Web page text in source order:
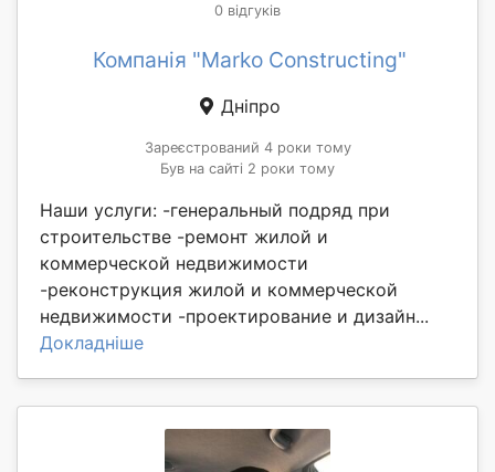
0 відгуків
Компанія "Marko Constructing"
Дніпро
Зареєстрований 4 роки тому
Був на сайті 2 роки тому
Наши услуги: -генеральный подряд при
строительстве -ремонт жилой и
коммерческой недвижимости
-реконструкция жилой и коммерческой
недвижимости -проектирование и дизайн...
Докладніше